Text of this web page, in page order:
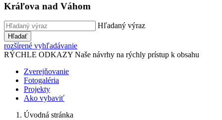
Kráľova nad Váhom
Hľadaný výraz
Hľadať
rozšírené vyhľadávanie
RÝCHLE ODKAZY Naše návrhy na rýchly prístup k obsahu
Zverejňovanie
Fotogaléria
Projekty
Ako vybaviť
Úvodná stránka